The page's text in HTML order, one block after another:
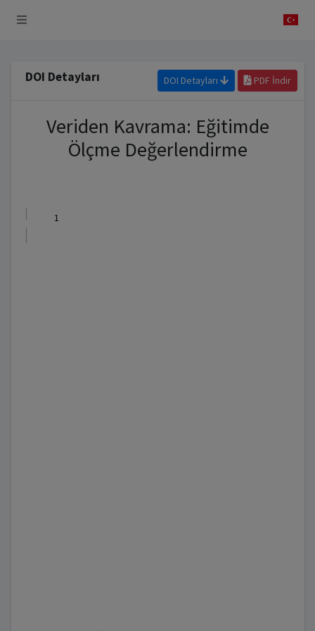
DOI Detayları DOI Detayları PDF İndir
Veriden Kavrama: Eğitimde
Ölçme Değerlendirme